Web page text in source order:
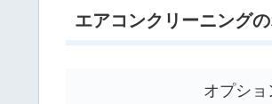
エアコンクリーニング
オプショ